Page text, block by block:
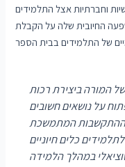
וחברתיות אצל התלמידים
החיובית שלה על הקבלת
המורה ביצירת רכות
על נושאים חשובים
וההתקשבות המתמשכת
כלים חיוניים
במהלך הלמידה